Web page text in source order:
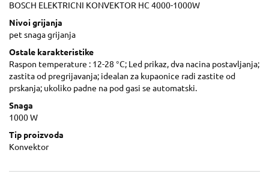
BOSCH ELEKTRICNI KONVEKTOR HC 4000-1000W
Nivoi grijanja
pet snaga grijanja
Ostale karakteristike
Raspon temperature : 12-28 °C; Led prikaz, dva nacina postavljanja;
zastita od pregrijavanja; idealan za kupaonice radi zastite od
prskanja; ukoliko padne na pod gasi se automatski.
Snaga
1000 W
Tip proizvoda
Konvektor